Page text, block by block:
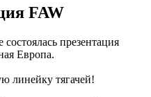
FAW
презентация
Европа.
линейку тягачей!